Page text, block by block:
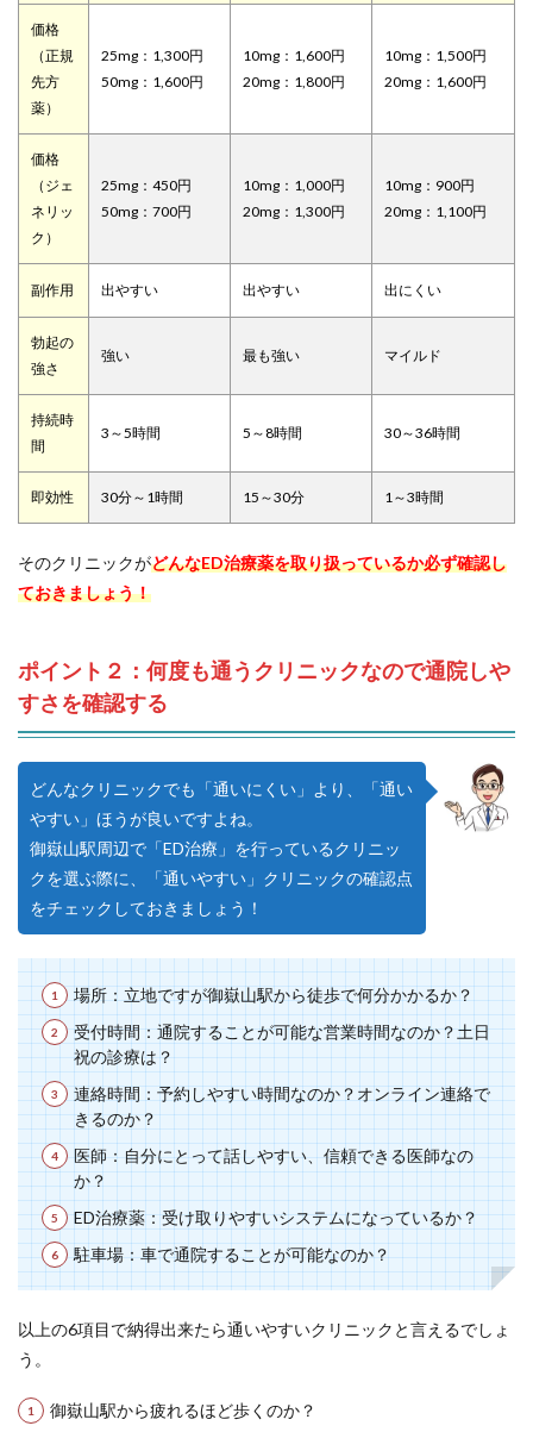
価格
（正規
先方
薬）
25mg：1,300円
50mg：1,600円
10mg：1,600円
20mg：1,800円
10mg：1,500円
20mg：1,600円
価格
（ジェ
ネリッ
ク）
25mg：450円
50mg：700円
10mg：1,000円
20mg：1,300円
10mg：900円
20mg：1,100円
副作用 出やすい 出やすい 出にくい
勃起の
強さ
強い 最も強い マイルド
持続時
間
3～5時間 5～8時間 30～36時間
即効性 30分～1時間 15～30分 1～3時間
そのクリニックがどんなED治療薬を取り扱っているか必ず確認し
ておきましょう！
ポイント２：何度も通うクリニックなので通院しや
すさを確認する
どんなクリニックでも「通いにくい」より、「通い
やすい」ほうが良いですよね。
御嶽山駅周辺で「ED治療」を行っているクリニッ
クを選ぶ際に、「通いやすい」クリニックの確認点
をチェックしておきましょう！
場所：立地ですが御嶽山駅から徒歩で何分かかるか？
受付時間：通院することが可能な営業時間なのか？土日
祝の診療は？
連絡時間：予約しやすい時間なのか？オンライン連絡で
きるのか？
医師：自分にとって話しやすい、信頼できる医師なの
か？
ED治療薬：受け取りやすいシステムになっているか？
駐車場：車で通院することが可能なのか？
以上の6項目で納得出来たら通いやすいクリニックと言えるでしょ
う。
御嶽山駅から疲れるほど歩くのか？